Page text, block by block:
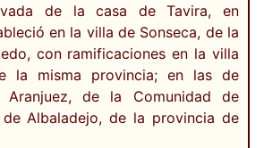
de la casa de Tavira, en
en la villa de Sonseca, de la
con ramificaciones en la villa
la misma provincia; en las de
Aranjuez, de la Comunidad de
Albaladejo, de la provincia de